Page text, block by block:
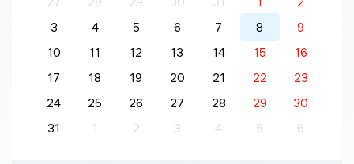
3
4 5 6 7 8
9
10
11 12 13 14 15
16
17
18 19 20 21 22
23
24
25 26 27 28 29
30
31
1 2 3 4 5 6